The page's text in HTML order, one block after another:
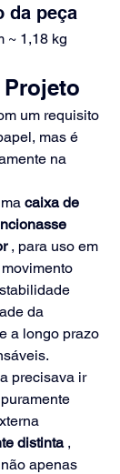
da peça
~ 1,18 kg
um requisito
mas é
na
caixa de
, para uso em
da
a longo prazo
precisava ir
distinta ,
apenas